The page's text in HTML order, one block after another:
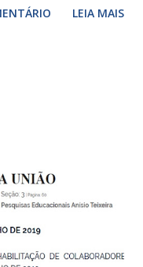
integral e de
– EMEIs - Escolas
crianças de 4
Municipal de
de zero a 5 anos e 11
LEIA MAIS